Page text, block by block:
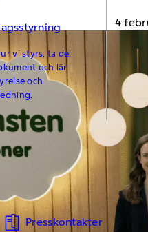
vi styrs, ta del
och lär
och
Presskontakter
4